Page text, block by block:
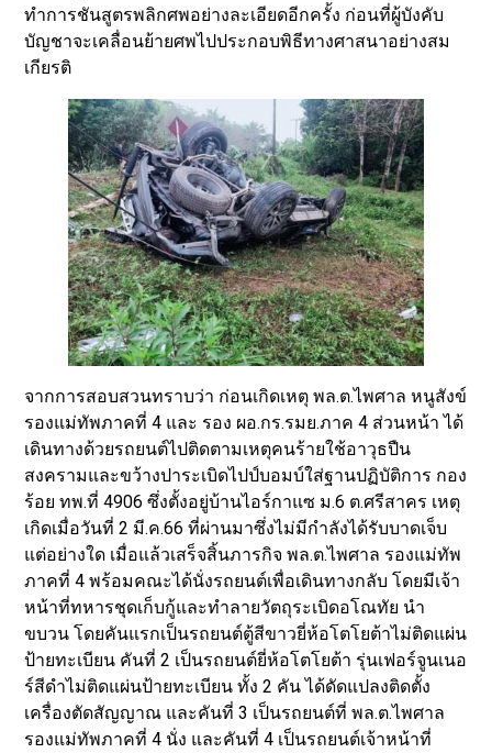
ทำการชันสูตรพลิกศพอย่างละเอียดอีกครั้ง ก่อนที่ผู้บังคับ
บัญชาจะเคลื่อนย้ายศพไปประกอบพิธีทางศาสนาอย่างสม
เกียรติ
จากการสอบสวนทราบว่า ก่อนเกิดเหตุ พล.ต.ไพศาล หนูสังข์
รองแม่ทัพภาคที่ 4 และ รอง ผอ.กร.รมย.ภาค 4 ส่วนหน้า ได้
เดินทางด้วยรถยนต์ไปติดตามเหตุคนร้ายใช้อาวุธปืน
สงครามและขว้างปาระเบิดไปป์บอมบ์ใส่ฐานปฏิบัติการ กอง
ร้อย ทพ.ที่ 4906 ซึ่งตั้งอยู่บ้านไอร์กาแซ ม.6 ต.ศรีสาคร เหตุ
เกิดเมื่อวันที่ 2 มี.ค.66 ที่ผ่านมาซึ่งไม่มีกำลังได้รับบาดเจ็บ
แต่อย่างใด เมื่อแล้วเสร็จสิ้นภารกิจ พล.ต.ไพศาล รองแม่ทัพ
ภาคที่ 4 พร้อมคณะได้นั่งรถยนต์เพื่อเดินทางกลับ โดยมีเจ้า
หน้าที่ทหารชุดเก็บกู้และทำลายวัตถุระเบิดอโณทัย นำ
ขบวน โดยคันแรกเป็นรถยนต์ตู้สีขาวยี่ห้อโตโยต้าไม่ติดแผ่น
ป้ายทะเบียน คันที่ 2 เป็นรถยนต์ยี่ห้อโตโยต้า รุ่นเฟอร์จูนเนอ
ร์สีดำไม่ติดแผ่นป้ายทะเบียน ทั้ง 2 คัน ได้ดัดแปลงติดตั้ง
เครื่องตัดสัญญาณ และคันที่ 3 เป็นรถยนต์ที่ พล.ต.ไพศาล
รองแม่ทัพภาคที่ 4 นั่ง และคันที่ 4 เป็นรถยนต์เจ้าหน้าที่